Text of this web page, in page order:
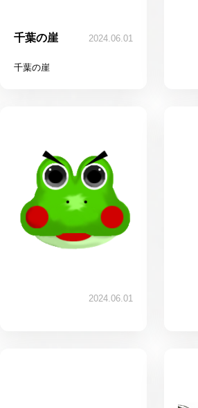
千葉の崖 2024.06.01
千葉の崖
2024.06.01